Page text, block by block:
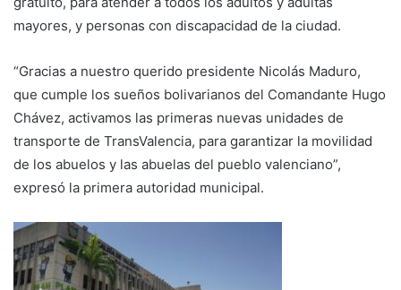
mayores, y personas con discapacidad de la ciudad.
“Gracias a nuestro querido presidente Nicolás Maduro,
que cumple los sueños bolivarianos del Comandante Hugo
Chávez, activamos las primeras nuevas unidades de
transporte de TransValencia, para garantizar la movilidad
de los abuelos y las abuelas del pueblo valenciano”,
expresó la primera autoridad municipal.